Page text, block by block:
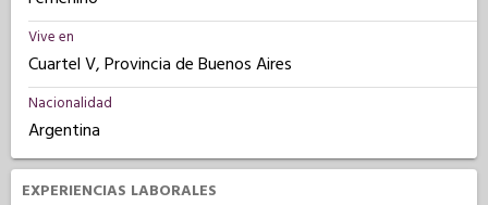
Vive en
Cuartel V, Provincia de Buenos Aires
Nacionalidad
Argentina
EXPERIENCIAS LABORALES